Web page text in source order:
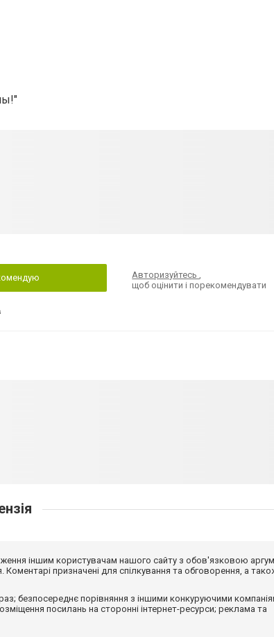
Авторизуйтесь
щоб оцінити і порекомендувати
іншим користувачам нашого сайту з обов'язковою
призначені для спілкування та обговорення, а
безпосереднє порівняння з іншими конкуруючими
посилань на сторонні інтернет-ресурси; реклама та